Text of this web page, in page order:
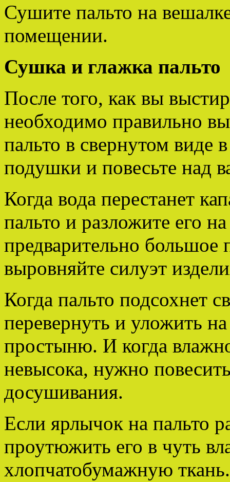
Сушите пальто на
помещении.
Сушка и глажка пальто
После того, как вы
необходимо правильно
пальто в свернутом виде
подушки и повесьте над
Когда вода перестанет
пальто и разложите его
предварительно большое
выровняйте силуэт
Когда пальто подсохнет
перевернуть и уложить
простыню. И когда
невысока, нужно
досушивания.
Если ярлычок на пальто
проутюжить его в чуть
хлопчатобумажную ткань.